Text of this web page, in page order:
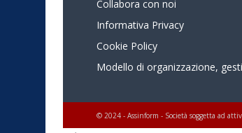
Collabora con noi
Informativa Privacy
Cookie Policy
Modello di organizzazione,
© 2024 - Assinform - Società soggetta ad